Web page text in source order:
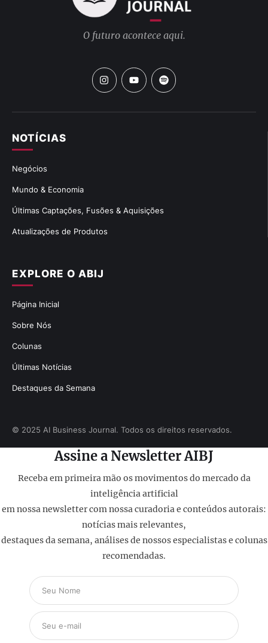
EXPLORE O ABIJ
Página Inicial
Sobre Nós
Colunas
Últimas Notícias
Destaques da Semana
NOTÍCIAS
Negócios
Mundo & Economia
Últimas Captações, Fusões & Aquisições
Atualizações de Produtos
O futuro acontece aqui.
© 2025 AI Business Journal. Todos os direitos reservados.
Assine a Newsletter AIBJ
Receba em primeira mão os movimentos do mercado da
inteligência artificial
em nossa newsletter com nossa curadoria e conteúdos autorais:
notícias mais relevantes,
destaques da semana, análises de nossos especialistas e colunas
recomendadas.